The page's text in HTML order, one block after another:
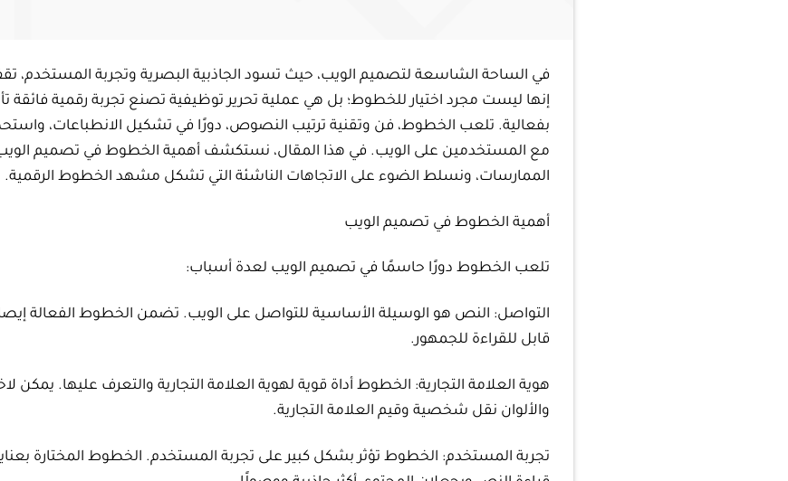
في الساحة الشاسعة لتصميم الويب، حيث تسود الجاذبية البصرية وتجربة المستخدم،
إنها ليست مجرد اختيار للخطوط؛ بل هي عملية تحرير توظيفية تصنع تجربة رقمية فائقة
بفعالية. تلعب الخطوط، فن وتقنية ترتيب النصوص، دورًا في تشكيل الانطباعات،
مع المستخدمين على الويب. في هذا المقال، نستكشف أهمية الخطوط في تصميم
الممارسات، ونسلط الضوء على الاتجاهات الناشئة التي تشكل مشهد الخطوط الرقمية.
أهمية الخطوط في تصميم الويب
تلعب الخطوط دورًا حاسمًا في تصميم الويب لعدة أسباب:
التواصل: النص هو الوسيلة الأساسية للتواصل على الويب. تضمن الخطوط الفعالة
قابل للقراءة للجمهور.
هوية العلامة التجارية: الخطوط أداة قوية لهوية العلامة التجارية والتعرف عليها. يمكن
والألوان نقل شخصية وقيم العلامة التجارية.
تجربة المستخدم: الخطوط تؤثر بشكل كبير على تجربة المستخدم. الخطوط المختارة